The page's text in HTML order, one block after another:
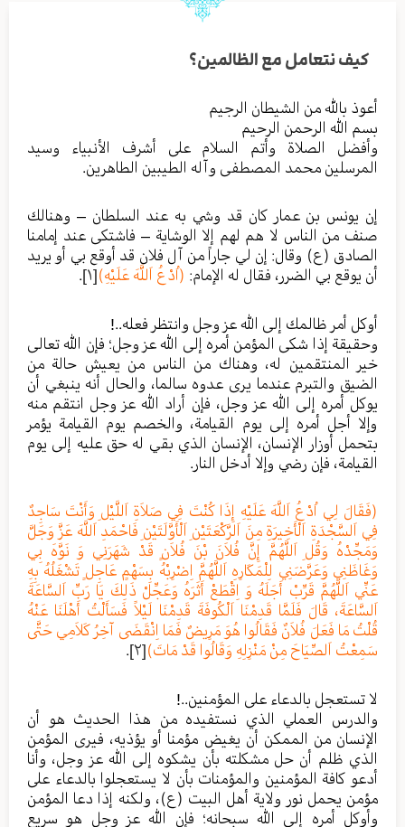
كيف نتعامل مع الظالمين؟
أعوذ بالله من الشيطان الرجيم
بسم الله الرحمن الرحيم
وأفضل الصلاة وأتم السلام على أشرف الأنبياء وسيد
المرسلين محمد المصطفى وآله الطيبين الطاهرين.
إن يونس بن عمار كان قد وشي به عند السلطان – وهنالك
صنف من الناس لا هم لهم إلا الوشاية – فاشتكى عند إمامنا
الصادق (ع) وقال: إن لي جاراً من آل فلان قد أوقع بي أو يريد
أن يوقع بي الضرر، فقال له الإمام: (اُدْعُ اَللَّهَ عَلَيْهِ)[۱] .
أوكل أمر ظالمك إلى الله عز وجل وانتظر فعله..!
وحقيقة إذا شكى المؤمن أمره إلى الله عز وجل؛ فإن الله تعالى
خير المنتقمين له، وهناك من الناس من يعيش حالة من
الضيق والتبرم عندما يرى عدوه سالما، والحال أنه ينبغي أن
يوكل أمره إلى الله عز وجل، فإن أراد الله عز وجل انتقم منه
وإلا أجل أمره إلى يوم القيامة، والخصم يوم القيامة يؤمر
بتحمل أوزار الإنسان، الإنسان الذي بقي له حق عليه إلى يوم
القيامة، فإن رضي وإلا أدخل النار.
(فَقَالَ لِي اُدْعُ اَللَّهَ عَلَيْهِ إِذَا كُنْتَ فِي صَلاَةِ اَللَّيْلِ وَأَنْتَ سَاجِدٌ
فِي اَلسَّجْدَةِ اَلْأَخِيرَةِ مِنَ اَلرَّكْعَتَيْنِ اَلْأَوَّلَتَيْنِ فَاحْمَدِ اَللَّهَ عَزَّ وَجَلَّ
وَمَجِّدْهُ وَقُلِ اَللَّهُمَّ إِنَّ فُلاَنَ بْنَ فُلاَنٍ قَدْ شَهَرَنِي وَ نَوَّهَ بِي
وَغَاظَنِي وَعَرَّضَنِي لِلْمَكَارِهِ اَللَّهُمَّ اِضْرِبْهُ بِسَهْمٍ عَاجِلٍ تَشْغَلُهُ بِهِ
عَنِّي اَللَّهُمَّ قَرِّبْ أَجَلَهُ وَ اِقْطَعْ أَثَرَهُ وَعَجِّلْ ذَلِكَ يَا رَبِّ اَلسَّاعَةَ
اَلسَّاعَةَ، قَالَ فَلَمَّا قَدِمْنَا اَلْكُوفَةَ قَدِمْنَا لَيْلاً فَسَأَلْتُ أَهْلَنَا عَنْهُ
قُلْتُ مَا فَعَلَ فُلاَنٌ فَقَالُوا هُوَ مَرِيضٌ فَمَا اِنْقَضَى آخِرُ كَلاَمِي حَتَّى
سَمِعْتُ اَلصِّيَاحَ مِنْ مَنْزِلِهِ وَقَالُوا قَدْ مَاتَ)[۲] .
لا تستعجل بالدعاء على المؤمنين..!
والدرس العملي الذي نستفيده من هذا الحديث هو أن
الإنسان من الممكن أن يغيض مؤمنا أو يؤذيه، فيرى المؤمن
الذي ظلم أن حل مشكلته بأن يشكوه إلى الله عز وجل، وأنا
أدعو كافة المؤمنين والمؤمنات بأن لا يستعجلوا بالدعاء على
مؤمن يحمل نور ولاية أهل البيت (ع)، ولكنه إذا دعا المؤمن
وأوكل أمره إلى الله سبحانه؛ فإن الله عز وجل هو سريع